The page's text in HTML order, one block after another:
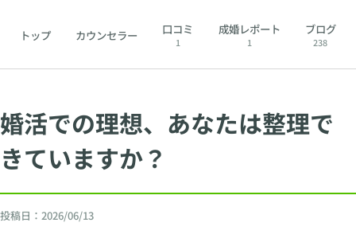
トップ カウンセラー 口コミ
1
成婚レポート
1
ブログ
238
婚活での理想、あなたは整理で
きていますか？
投稿日： 2026/06/13